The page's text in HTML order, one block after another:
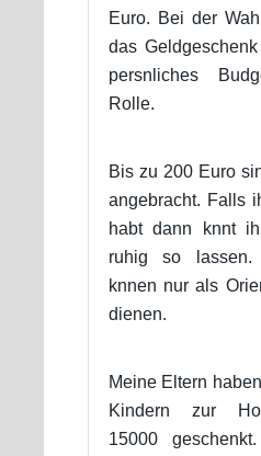
Euro. Bei der
das
persnliches
Rolle.
Bis zu 200 Euro
angebracht. Falls
habt dann knnt
ruhig so lassen.
knnen nur als
dienen.
Meine Eltern
Kindern zur
15000